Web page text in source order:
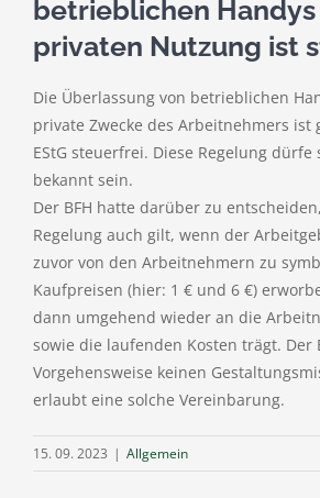
betrieblichen Handys
privaten Nutzung ist
Die Überlassung von betrieblichen
private Zwecke des Arbeitnehmers ist
EStG steuerfrei. Diese Regelung dürfe
bekannt sein.
Der BFH hatte darüber zu
Regelung auch gilt, wenn der
zuvor von den Arbeitnehmern zu
Kaufpreisen (hier: 1 € und 6 €)
dann umgehend wieder an die
sowie die laufenden Kosten trägt. Der
Vorgehensweise keinen
erlaubt eine solche Vereinbarung.
15. 09. 2023 | Allgemein